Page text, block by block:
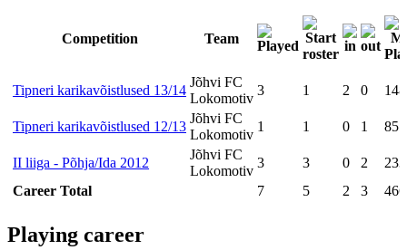
Competition Team
Tipneri karikavõistlused 13/14
Jõhvi FC
Lokomotiv
3 1 2 0 148
Tipneri karikavõistlused 12/13
Jõhvi FC
Lokomotiv
1 1 0 1 85
II liiga - Põhja/Ida 2012
Jõhvi FC
Lokomotiv
3 3 0 2
233
Career Total
7 5 2 3 466
Playing career